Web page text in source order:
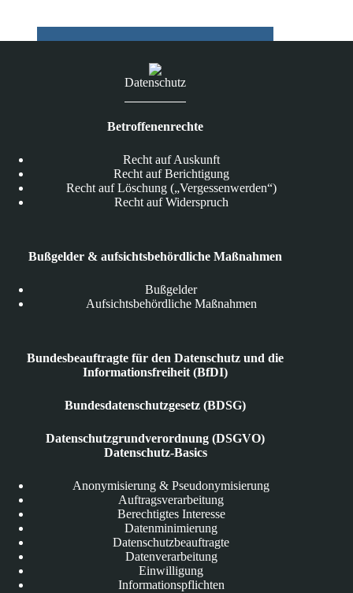
Datenschutz
Betroffenenrechte
Recht auf Auskunft
Recht auf Berichtigung
Recht auf Löschung („Vergessenwerden“)
Recht auf Widerspruch
Bußgelder & aufsichtsbehördliche Maßnahmen
Bußgelder
Aufsichtsbehördliche Maßnahmen
Bundesbeauftragte für den Datenschutz und die
Informationsfreiheit (BfDI)
Bundesdatenschutzgesetz (BDSG)
Datenschutzgrundverordnung (DSGVO)
Datenschutz-Basics
Anonymisierung & Pseudonymisierung
Auftragsverarbeitung
Berechtigtes Interesse
Datenminimierung
Datenschutzbeauftragte
Datenverarbeitung
Einwilligung
Informationspflichten